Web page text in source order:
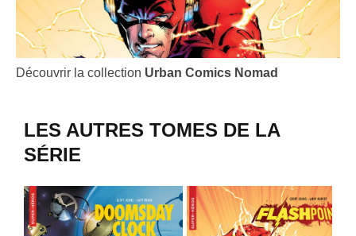
Découvrir la collection Urban Comics Nomad
LES AUTRES TOMES DE LA
SÉRIE